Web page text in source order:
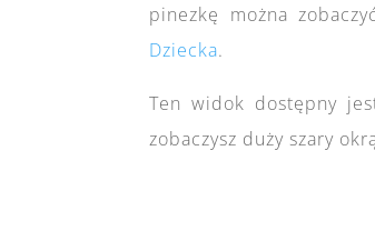
pinezkę można
Dziecka.
Ten widok dostępny
zobaczysz duży szary